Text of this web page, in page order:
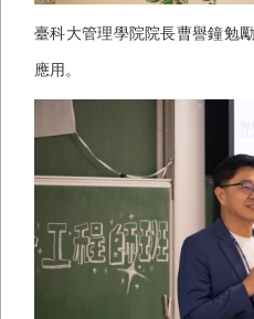
臺科大管理學院院長曹譽鐘勉
應用。